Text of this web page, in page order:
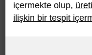
Son 10 Bildirim
içermekte olup,
ilişkin bir tespit